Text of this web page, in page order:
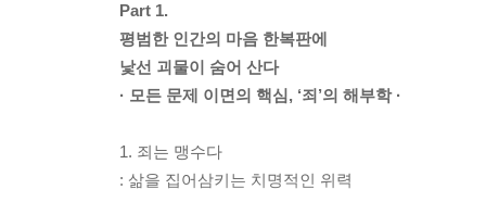
Part 1.
평범한 인간의 마음 한복판에
낯선 괴물이 숨어 산다
· 모든 문제 이면의 핵심, ‘죄’의 해부학 ·
1. 죄는 맹수다
: 삶을 집어삼키는 치명적인 위력